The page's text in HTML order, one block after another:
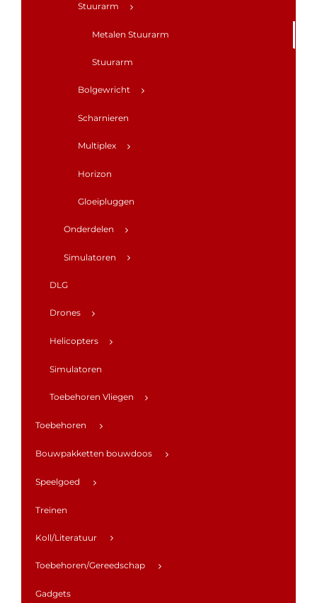
Stuurarm
Metalen Stuurarm
Stuurarm
Bolgewricht
Scharnieren
Multiplex
Horizon
Gloeipluggen
Onderdelen
Simulatoren
DLG
Drones
Helicopters
Simulatoren
Toebehoren Vliegen
Toebehoren
Bouwpakketten bouwdoos
Speelgoed
Treinen
Koll/Literatuur
Toebehoren/Gereedschap
Gadgets